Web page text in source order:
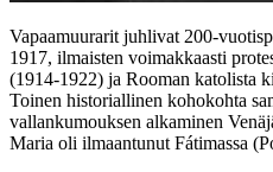
Vapaamuurarit juhlivat 200-
1917, ilmaisten voimakkaasti
(1914-1922) ja Rooman katolista
Toinen historiallinen kohokohta
vallankumouksen alkaminen
Maria oli ilmaantunut Fátimassa